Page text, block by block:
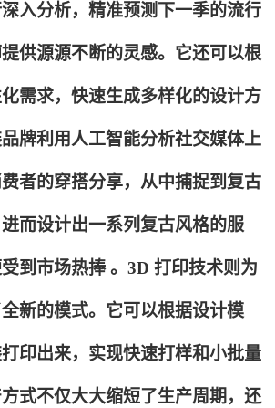
入分析，精准预测下一季的流行
供源源不断的灵感。它还可以根
需求，快速生成多样化的设计方
牌利用人工智能分析社交媒体上
者的穿搭分享，从中捕捉到复古
而设计出一系列复古风格的服
到市场热捧 。3D 打印技术则为
新的模式。它可以根据设计模
印出来，实现快速打样和小批量
式不仅大大缩短了生产周期，还